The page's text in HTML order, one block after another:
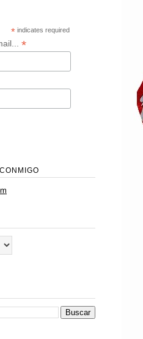
* indicates required
*